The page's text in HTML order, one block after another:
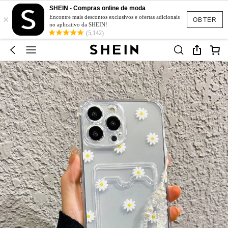
OBTER
×
SHEIN - Compras online de moda
Encontre mais descontos exclusivos e ofertas adicionais
no aplicativo da SHEIN!
(5,142)